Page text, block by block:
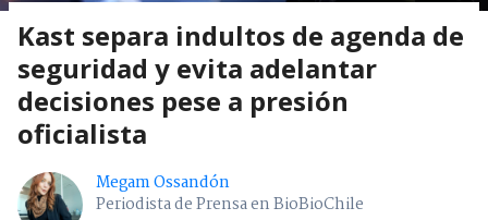
Kast separa indultos de agenda de
seguridad y evita adelantar
decisiones pese a presión
oficialista
Megam Ossandón
Periodista de Prensa en BioBioChile